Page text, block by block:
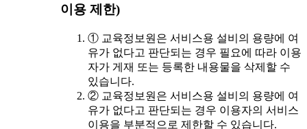
이용 제한)
① 교육정보원은 서비스용 설비의 용량에 여
유가 없다고 판단되는 경우 필요에 따라 이용
자가 게재 또는 등록한 내용물을 삭제할 수
있습니다.
② 교육정보원은 서비스용 설비의 용량에 여
유가 없다고 판단되는 경우 이용자의 서비스
이용을 부분적으로 제한할 수 있습니다.